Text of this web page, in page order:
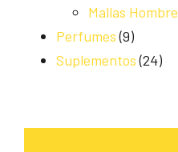
Mallas Hombre
Perfumes (9)
Suplementos (24)